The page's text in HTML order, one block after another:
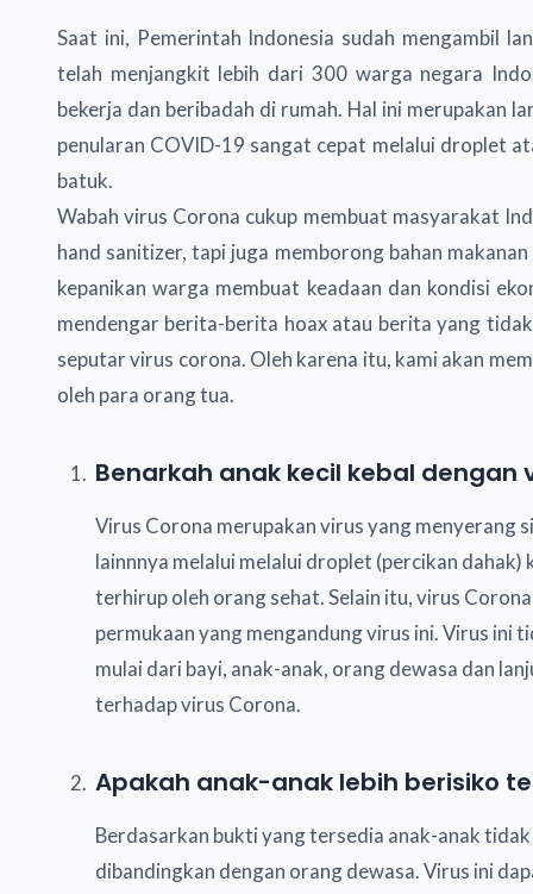
Saat ini, Pemerintah Indonesia sudah mengambil
telah menjangkit lebih dari 300 warga negara
bekerja dan beribadah di rumah. Hal ini merupakan
penularan COVID-19 sangat cepat melalui droplet
batuk.
Wabah virus Corona cukup membuat masyarakat
hand sanitizer, tapi juga memborong bahan
kepanikan warga membuat keadaan dan kondisi
mendengar berita-berita hoax atau berita yang
seputar virus corona. Oleh karena itu, kami akan
oleh para orang tua.
Benarkah anak kecil kebal dengan
Virus Corona merupakan virus yang menyerang
lainnnya melalui melalui droplet (percikan
terhirup oleh orang sehat. Selain itu, virus
permukaan yang mengandung virus ini. Virus ini
mulai dari bayi, anak-anak, orang dewasa dan
terhadap virus Corona.
Apakah anak-anak lebih berisiko
Berdasarkan bukti yang tersedia anak-anak
dibandingkan dengan orang dewasa. Virus ini